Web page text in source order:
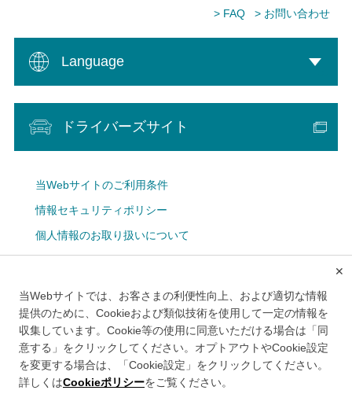
> FAQ > お問い合わせ
Language
ドライバーズサイト
当Webサイトのご利用条件
情報セキュリティポリシー
個人情報のお取り扱いについて
メルマガ
当Webサイトでは、お客さまの利便性向上、および適切な情報
提供のために、Cookieおよび類似技術を使用して一定の情報を
収集しています。Cookie等の使用に同意いただける場合は「同
意する」をクリックしてください。オプトアウトやCookie設定
を変更する場合は、「Cookie設定」をクリックしてください。
詳しくはCookieポリシーをご覧ください。
✕